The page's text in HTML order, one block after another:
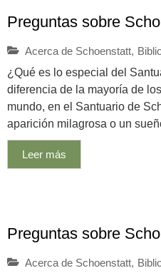
Preguntas sobre
Acerca de Schoenstatt,
¿Qué es lo especial del
diferencia de la mayoría de
mundo, en el Santuario de
aparición milagrosa o un
Leer más
Preguntas sobre
Acerca de Schoenstatt,